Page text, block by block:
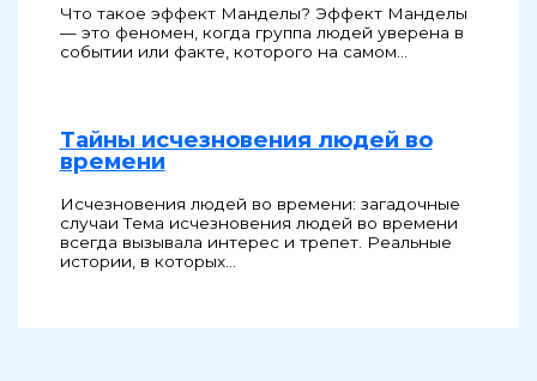
Что такое эффект Манделы? Эффект Манделы
— это феномен, когда группа людей уверена в
событии или факте, которого на самом…
Тайны исчезновения людей во
времени
Исчезновения людей во времени: загадочные
случаи Тема исчезновения людей во времени
всегда вызывала интерес и трепет. Реальные
истории, в которых…